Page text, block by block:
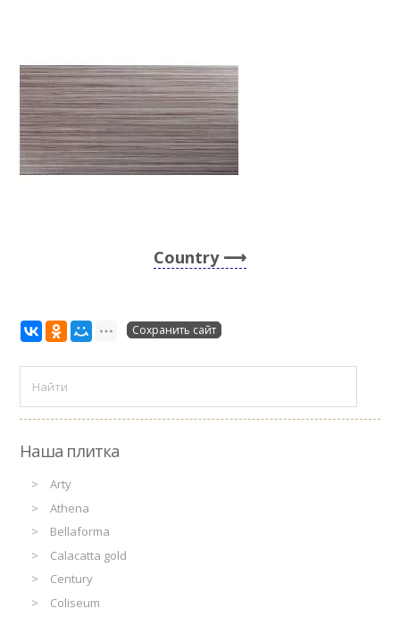
Country
Сохранить сайт
Наша плитка
Arty
Athena
Bellaforma
Calacatta gold
Century
Coliseum